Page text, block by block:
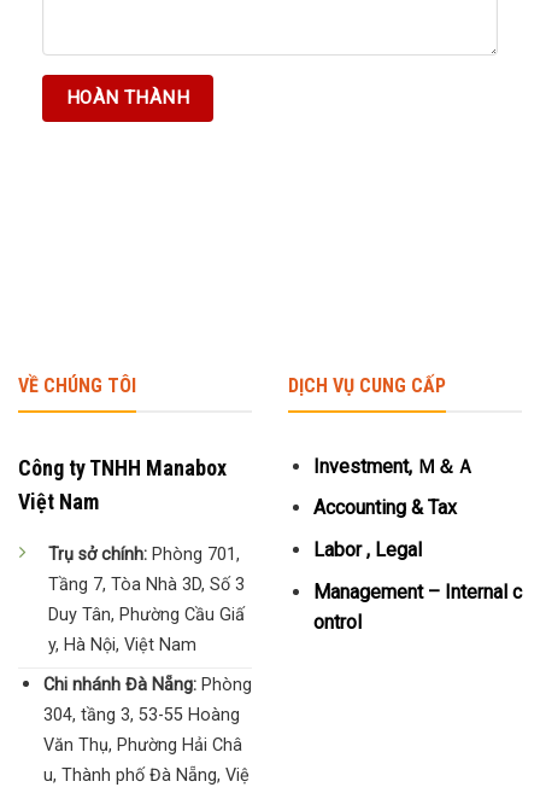
VỀ CHÚNG TÔI
Công ty TNHH Manabox
Việt Nam
Trụ sở chính: Phòng 701,
Tầng 7, Tòa Nhà 3D, Số 3
Duy Tân, Phường Cầu Giấ
y, Hà Nội, Việt Nam
Chi nhánh Đà Nẵng:Phòng
304, tầng 3, 53-55 Hoàng
Văn Thụ, Phường Hải Châ
u, Thành phố Đà Nẵng, Việ
DỊCH VỤ CUNG CẤP
Investment, Ｍ＆Ａ
Accounting & Tax
Labor , Legal
Management – Internal c
ontrol